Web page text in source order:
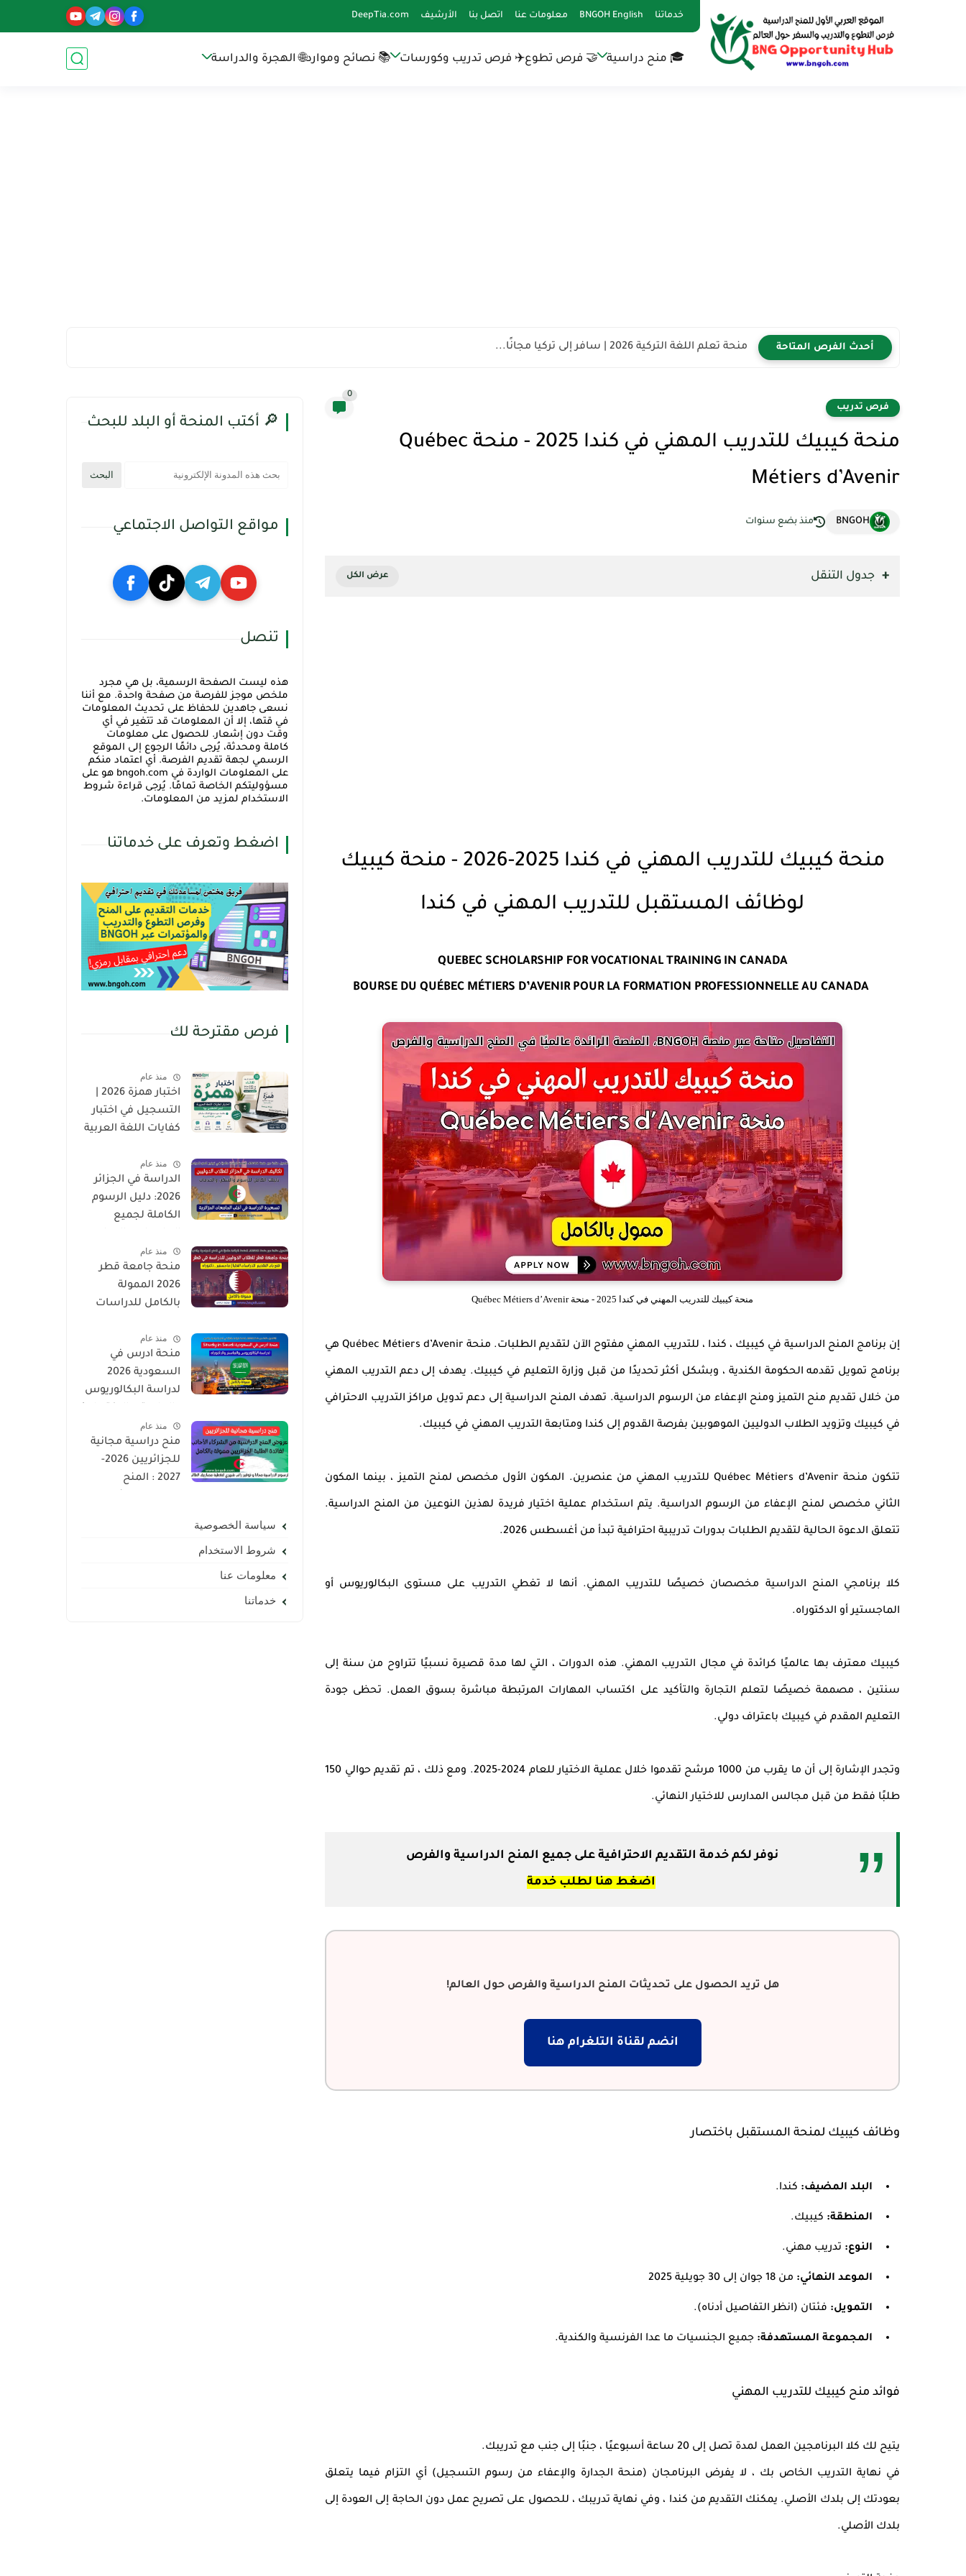
خدماتنا BNGOH English معلومات عنا اتصل بنا الأرشيف DeepTia.com
🎓 منح دراسية 🤝 فرص تطوع✈️ فرص تدريب وكورسات 📚 نصائح وموارد🌐 الهجرة والدراسة
أحدث الفرص المتاحة منحة تعلم اللغة التركية 2026 | سافر إلى تركيا مجانًا...
فرص تدريب
0
منحة كيبيك للتدريب المهني في كندا 2025 - منحة Québec
Métiers d’Avenir
BNGOH منذ بضع سنوات
جدول التنقل
منحة كيبيك للتدريب المهني في كندا 2025-2026 - منحة كيبيك
لوظائف المستقبل للتدريب المهني في كندا
QUEBEC SCHOLARSHIP FOR VOCATIONAL TRAINING IN CANADA
منحة كيبيك للتدريب المهني في كندا 2025 - منحة Québec Métiers d’Avenir
إن برنامج المنح الدراسية في كيبيك ، كندا ، للتدريب المهني مفتوح الآن لتقديم الطلبات. منحة Québec Métiers d’Avenir هي
برنامج تمويل تقدمه الحكومة الكندية ، وبشكل أكثر تحديدًا من قبل وزارة التعليم في كيبيك. يهدف إلى دعم التدريب المهني
من خلال تقديم منح التميز ومنح الإعفاء من الرسوم الدراسية. تهدف المنح الدراسية إلى دعم تدويل مراكز التدريب الاحترافي
في كيبيك وتزويد الطلاب الدوليين الموهوبين بفرصة القدوم إلى كندا ومتابعة التدريب المهني في كيبيك.
تتكون منحة Québec Métiers d’Avenir للتدريب المهني من عنصرين. المكون الأول مخصص لمنح التميز ، بينما المكون
الثاني مخصص لمنح الإعفاء من الرسوم الدراسية. يتم استخدام عملية اختيار فريدة لهذين النوعين من المنح الدراسية.
تتعلق الدعوة الحالية لتقديم الطلبات بدورات تدريبية احترافية تبدأ من أغسطس 2026.
كلا برنامجي المنح الدراسية مخصصان خصيصًا للتدريب المهني. أنها لا تغطي التدريب على مستوى البكالوريوس أو
الماجستير أو الدكتوراه.
كيبيك معترف بها عالميًا كرائدة في مجال التدريب المهني. هذه الدورات ، التي لها مدة قصيرة نسبيًا تتراوح من سنة إلى
سنتين ، مصممة خصيصًا لتعلم التجارة والتأكيد على اكتساب المهارات المرتبطة مباشرة بسوق العمل. تحظى جودة
التعليم المقدم في كيبيك باعتراف دولي.
وتجدر الإشارة إلى أن ما يقرب من 1000 مرشح تقدموا خلال عملية الاختيار للعام 2024-2025. ومع ذلك ، تم تقديم حوالي 150
طلبًا فقط من قبل مجالس المدارس للاختيار النهائي.
نوفر لكم خدمة التقديم الاحترافية على جميع المنح الدراسية والفرص
اضغط هنا لطلب خدمة
هل تريد الحصول على تحديثات المنح الدراسية والفرص حول العالم!
انضم لقناة التلغرام هنا
وظائف كيبيك لمنحة المستقبل باختصار
البلد المضيف: كندا.
المنطقة: كيبيك.
النوع: تدريب مهني.
الموعد النهائي: من 18 جوان إلى 30 جويلية 2025
التمويل: فئتان (انظر التفاصيل أدناه).
المجموعة المستهدفة: جميع الجنسيات ما عدا الفرنسية والكندية.
فوائد منح كيبيك للتدريب المهني
يتيح لك كلا البرنامجين العمل لمدة تصل إلى 20 ساعة أسبوعيًا ، جنبًا إلى جنب مع تدريبك.
في نهاية التدريب الخاص بك ، لا يفرض البرنامجان (منحة الجدارة والإعفاء من رسوم التسجيل) أي التزام فيما يتعلق
بعودتك إلى بلدك الأصلي. يمكنك التقديم من كندا ، وفي نهاية تدريبك ، للحصول على تصريح عمل دون الحاجة إلى العودة إلى
بلدك الأصلي.
🔎 أكتب المنحة أو البلد للبحث
مواقع التواصل الاجتماعي
تنصل
هذه ليست الصفحة الرسمية، بل هي مجرد
ملخص موجز للفرصة من صفحة واحدة. مع أننا
نسعى جاهدين للحفاظ على تحديث المعلومات
في قتها، إلا أن المعلومات قد تتغير في أي
وقت دون إشعار. للحصول على معلومات
كاملة ومحدثة، يُرجى دائمًا الرجوع إلى الموقع
الرسمي لجهة تقديم الفرصة. أي اعتماد منكم
على المعلومات الواردة في bngoh.com هو على
مسؤوليتكم الخاصة تمامًا. يُرجى قراءة شروط
الاستخدام لمزيد من المعلومات.
اضغط وتعرف على خدماتنا
فرص مقترحة لك
منذ عام
التسجيل في اختبار
كفايات اللغة العربية
(Hamza Test)
منذ عام
الدراسة في الجزائر
2026: دليل الرسوم
الكاملة لجميع
العليا للطلاب
الدوليين
منذ عام
منحة جامعة قطر
2026 الممولة
بالكامل للدراسات
دكتوراه
منذ عام
منحة ادرس في
السعودية 2026
لدراسة البكالوريوس
ممولة بالكامل
لجميع الجنسيات
منذ عام
منح دراسية مجانية
للجزائريين 2026-
2027 : المنح
سياسة الخصوصية
شروط الاستخدام
معلومات عنا
خدماتنا